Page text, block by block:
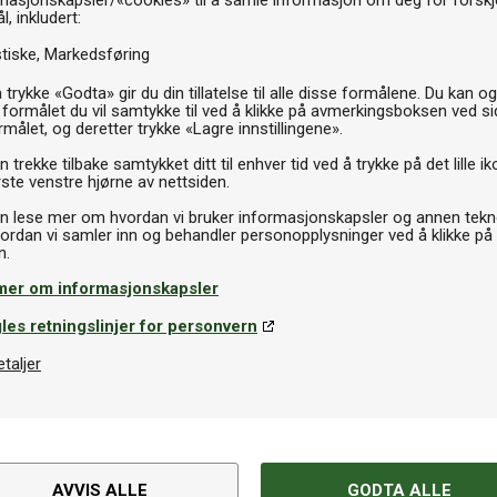
inkludert:
Markedsføring
trykke «Godta» gir du din tillatelse til alle disse formålene. Du kan
du vil samtykke til ved å klikke på avmerkingsboksen ved
og deretter trykke «Lagre innstillingene».
trekke tilbake samtykket ditt til enhver tid ved å trykke på det lille
venstre hjørne av nettsiden.
lese mer om hvordan vi bruker informasjonskapsler og annen
vi samler inn og behandler personopplysninger ved å klikke på
om informasjonskapsler
retningslinjer for personvern
AVVIS ALLE GODTA ALLE
Broadside
På lager
Dartpiler
Target Phil Taylor Power
Silverlight
129kr
På
360° design
profesjonelle Triple Core-
ytelse med et fullt
levetid. Dartskiven er
sprett, og leveres med